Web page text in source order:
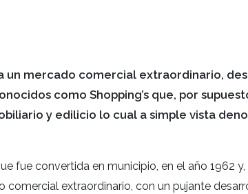
un mercado comercial extraordinario,
como Shopping’s que, por
y edilicio lo cual a simple vista
fue convertida en municipio, en el año 1962 y,
extraordinario, con un pujante